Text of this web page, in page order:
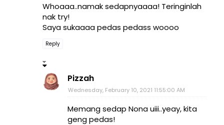
Whoaaa..namak sedapnyaaaa! Teringinlah
nak try!
Saya sukaaaa pedas pedass woooo
Reply
Pizzah
Wednesday, February 10, 2021 11:55:00 AM
Memang sedap Nona uiii..yeay, kita
geng pedas!